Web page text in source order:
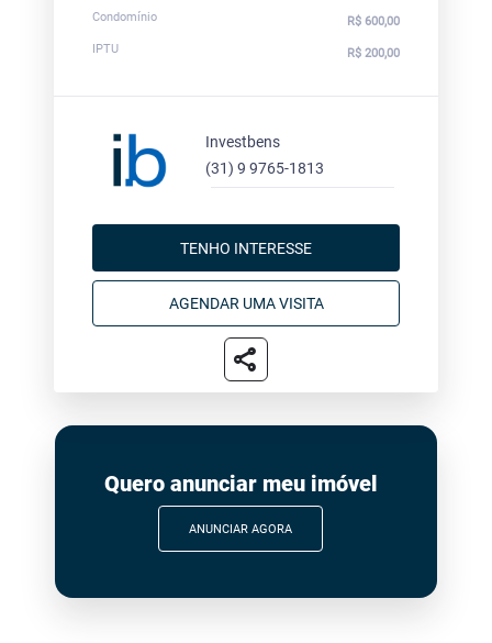
Condomínio
R$ 600,00
IPTU
R$ 200,00
Investbens
(31) 9 9765-1813
TENHO INTERESSE
AGENDAR UMA VISITA
share
Quero anunciar meu imóvel
ANUNCIAR AGORA